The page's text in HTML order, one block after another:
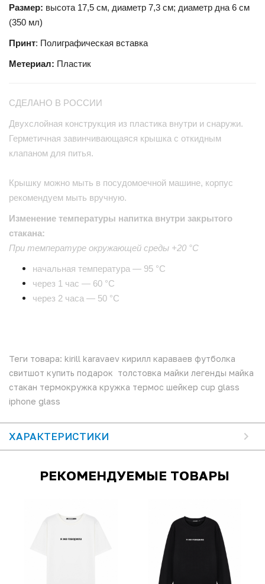
Размер: высота 17,5 см, диаметр 7,3 см; диаметр дна 6 см
(350 мл)
Принт: Полиграфическая вставка
Метериал: Пластик
СДЕЛАНО В РОССИИ
Двухслойная конструкция из пластика внутри и снаружи.
Герметичная завинчивающаяся крышка с откидным
клапаном для питья.
Крышку можно мыть в посудомоечной машине, корпус
рекомендуем мыть вручную.
Изменение температуры напитка внутри закрытого
стакана:
При температуре окружающей среды +20 °С
начальная температура — 95 °С
через 1 час — 60 °С
через 2 часа — 50 °С
Теги товара: kirill karavaev кирилл караваев футболка
свитшот купить подарок толстовка майки легенды майка
стакан термокружка кружка термос шейкер cup glass
iphone glass
ХАРАКТЕРИСТИКИ
РЕКОМЕНДУЕМЫЕ ТОВАРЫ